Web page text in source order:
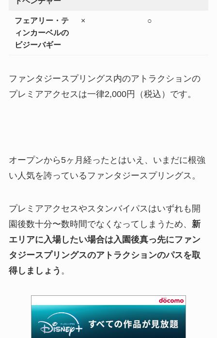
フェアリー・テ
ィンカーベルの
ビジーバギー
× ○
ファンタジースプリングス内のアトラクションの
プレミアアクセスは一律2,000円（税込）です。
オープンから5ヶ月経ったとはいえ、いまだに根強
い人気を誇っているファンタジースプリングス。
プレミアアクセスやスタンバイパスはいずれも開
園後数十分〜数時間でなくなってしまうため、 新
エリアに入場したい場合は入園後真っ先にファン
タジースプリングスのアトラクションのパスを取
得しましょう 。